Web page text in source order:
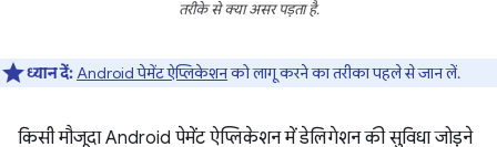
तरीके से क्या असर पड़ता है.
ध्यान दें:Android पेमेंट ऐप्लिकेशनको लागू करने का तरीका पहले से जान लें.
किसी मौजूदा Android पेमेंट ऐप्लिकेशन में डेलिगेशन की सुविधा जोड़ने